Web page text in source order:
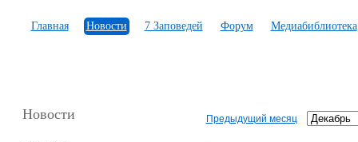
Главная Новости 7 Заповедей Форум Медиабиблиотека
Новости Предыдущий месяц